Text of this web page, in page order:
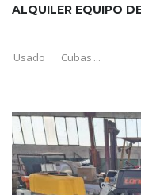
Usado Cubas ...